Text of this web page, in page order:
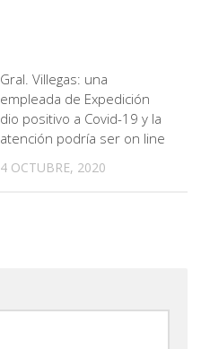
Gral. Villegas: una
empleada de Expedición
dio positivo a Covid-19 y la
atención podría ser on line
4 OCTUBRE, 2020